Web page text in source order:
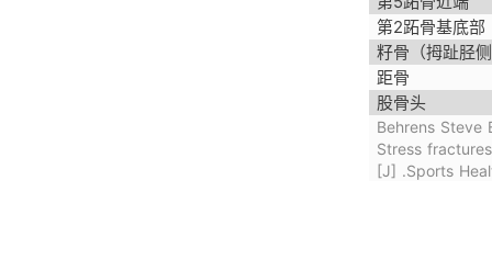
第2跖骨基底部
籽骨（拇趾胫
距骨
股骨头
Behrens Steve
Stress
[J] .Sports